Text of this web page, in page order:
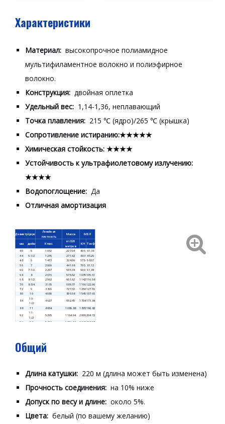
Характеристики
Материал: высокопрочное полиамидное
мультифиламентное волокно и полиэфирное
волокно.
Конструкция: двойная оплетка
Удельный вес: 1,14-1,36, неплавающий
Точка плавления: 215 ℃ (ядро)/265 ℃ (крышка)
Сопротивление истиранию:★★★★★
Химическая стойкость: ★★★★
Устойчивость к ультрафиолетовому излучению:
★★★★
Водопоглощение: Да
Отличная амортизация
ДиаметрЦирк
Линейная
плотность
Масса МБЛ
мм дюйм Ктекс
кг/220
метров
КН Тонф
40
5 1032 227.04 406 41.38
44
5-1/2 1236 271.92 483 49.29
48
6 1473 324.06 575 58.67
56
7 2009 441.98 795 81.12
60
7-1/2 2297 505.34 900 91.84
64
8 2616 575.52 1035105.61
68
8-1/2 2962 651.62 1142116.58
70
8-3/4 3135 689.37 1196122.06
72
9 3309 727.32 1250127.55
80
10 4089 899.58 1545157.65
84
10-
1/2
4627 992.45 1704173.84
88
11 4954 1089.88 1870190.82
92
11-
1/2
5295 1164.94 2006204.72
96
12 5892 1296.24 2240228.57
Общий
Длина катушки: 220 м (длина может быть изменена)
Прочность соединения: на 10% ниже
Допуск по весу и длине: около 5%.
Цвета: белый (по вашему желанию)